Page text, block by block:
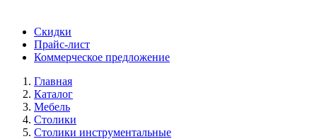
Скидки
Прайс-лист
Коммерческое предложение
Главная
Каталог
Мебель
Столики
Столики инструментальные